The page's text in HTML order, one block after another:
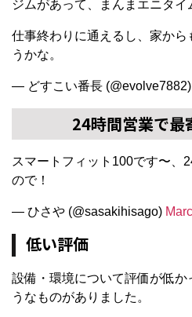
ジムがあって、まんまエニタイ
仕事終わりに通えるし、家から
うかな。
— どすこい番長 (@evolve7882)
24時間営業で最
スマートフィット100です〜、
ので！
— ひさや (@sasakihisago)
低い評価
設備・環境について評価が低か
うなものがありました。